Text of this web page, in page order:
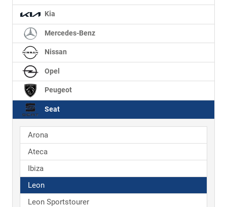
Kia
Mercedes-Benz
Nissan
Opel
Peugeot
Seat
Arona
Ateca
Ibiza
Leon
Leon Sportstourer